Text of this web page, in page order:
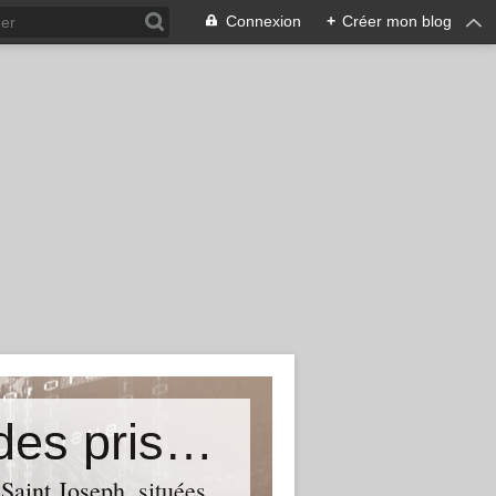
Connexion + Créer mon blog
Le blog consacré au sauvetage des prisons de Perrache à Lyon